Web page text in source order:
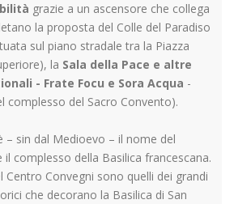
grazie a un ascensore che collega
la proposta del Colle del Paradiso
sul piano stradale tra la Piazza
la Sala della Pace e altre
- Frate Focu e Sora Acqua -
complesso del Sacro Convento).
– sin dal Medioevo – il nome del
complesso della Basilica francescana.
Centro Convegni sono quelli dei grandi
che decorano la Basilica di San